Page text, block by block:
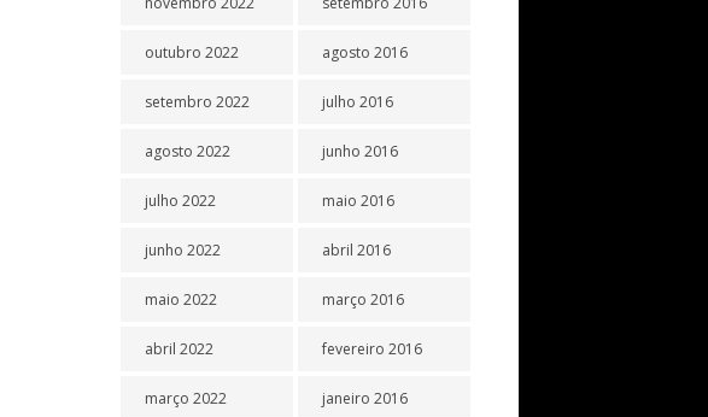
outubro 2022
setembro 2022
agosto 2022
julho 2022
junho 2022
maio 2022
abril 2022
março 2022
agosto 2016
julho 2016
junho 2016
maio 2016
abril 2016
março 2016
fevereiro 2016
janeiro 2016